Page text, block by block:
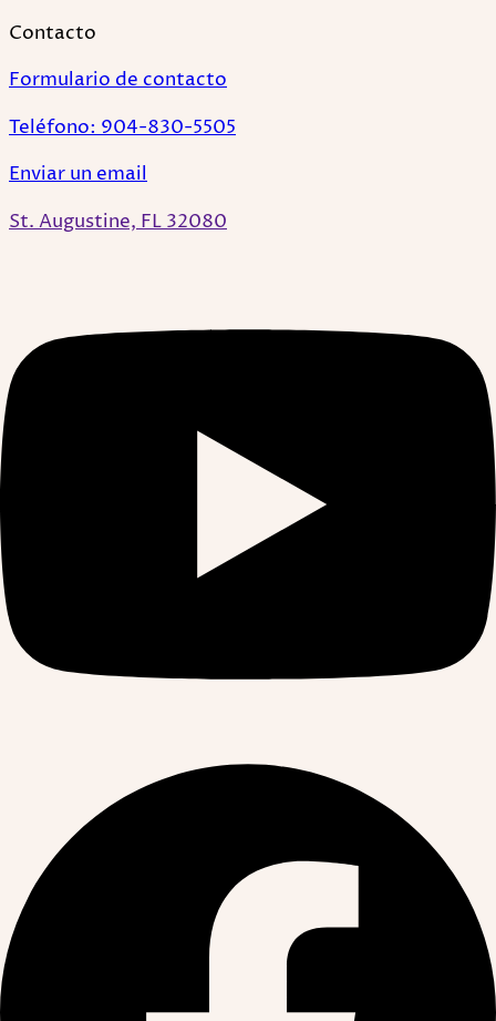
Contacto
Formulario de contacto
Teléfono: 904-830-5505
Enviar un email
St. Augustine, FL 32080